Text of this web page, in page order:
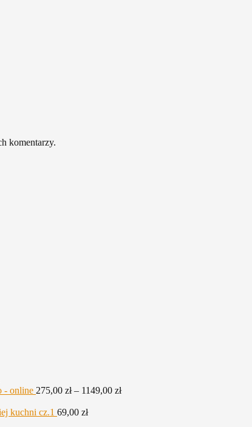
komentarzy.
- online 275,00 zł – 1149,00 złZakres
kuchni cz.1 69,00 zł